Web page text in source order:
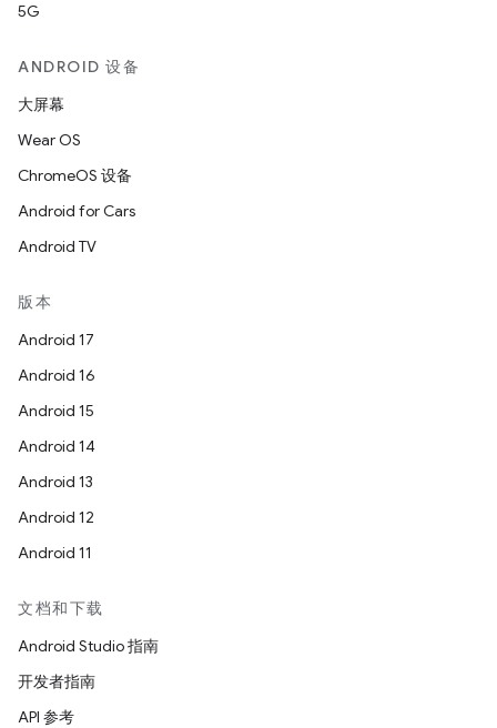
5G
ANDROID 设备
大屏幕
Wear OS
ChromeOS 设备
Android for Cars
Android TV
版本
Android 17
Android 16
Android 15
Android 14
Android 13
Android 12
Android 11
文档和下载
Android Studio 指南
开发者指南
API 参考